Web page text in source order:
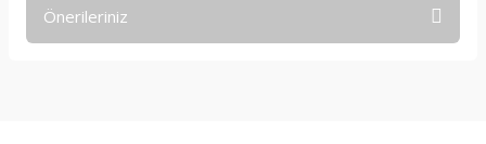
Önerileriniz